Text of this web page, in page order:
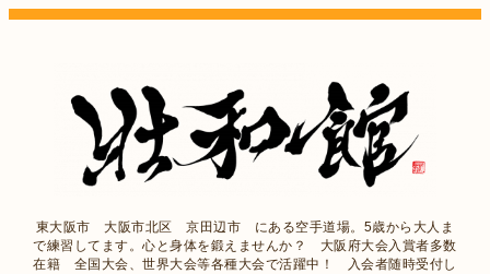
東大阪市 大阪市北区 京田辺市 にある空手道場。5歳から大人ま
で練習してます。心と身体を鍛えませんか？ 大阪府大会入賞者多数
在籍 全国大会、世界大会等各種大会で活躍中！ 入会者随時受付し